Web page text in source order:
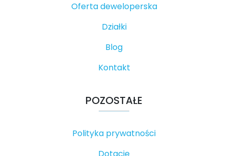
Oferta deweloperska
Działki
Blog
Kontakt
POZOSTAŁE
Polityka prywatności